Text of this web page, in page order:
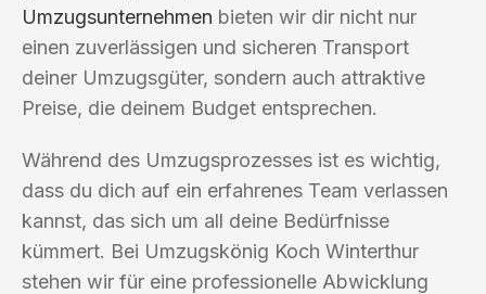
Umzugsunternehmen bieten wir dir nicht nur
einen zuverlässigen und sicheren Transport
deiner Umzugsgüter, sondern auch attraktive
Preise, die deinem Budget entsprechen.
Während des Umzugsprozesses ist es wichtig,
dass du dich auf ein erfahrenes Team verlassen
kannst, das sich um all deine Bedürfnisse
kümmert. Bei Umzugskönig Koch Winterthur
stehen wir für eine professionelle Abwicklung